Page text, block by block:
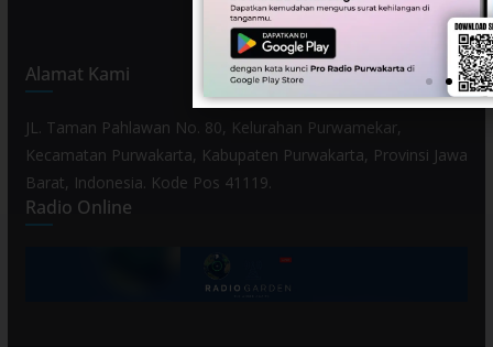
Alamat Kami
JL. Taman Pahlawan No. 80, Kelurahan Purwamekar,
Kecamatan Purwakarta, Kabupaten Purwakarta, Provinsi Jawa
Barat, Indonesia. Kode Pos 41119.
Radio Online